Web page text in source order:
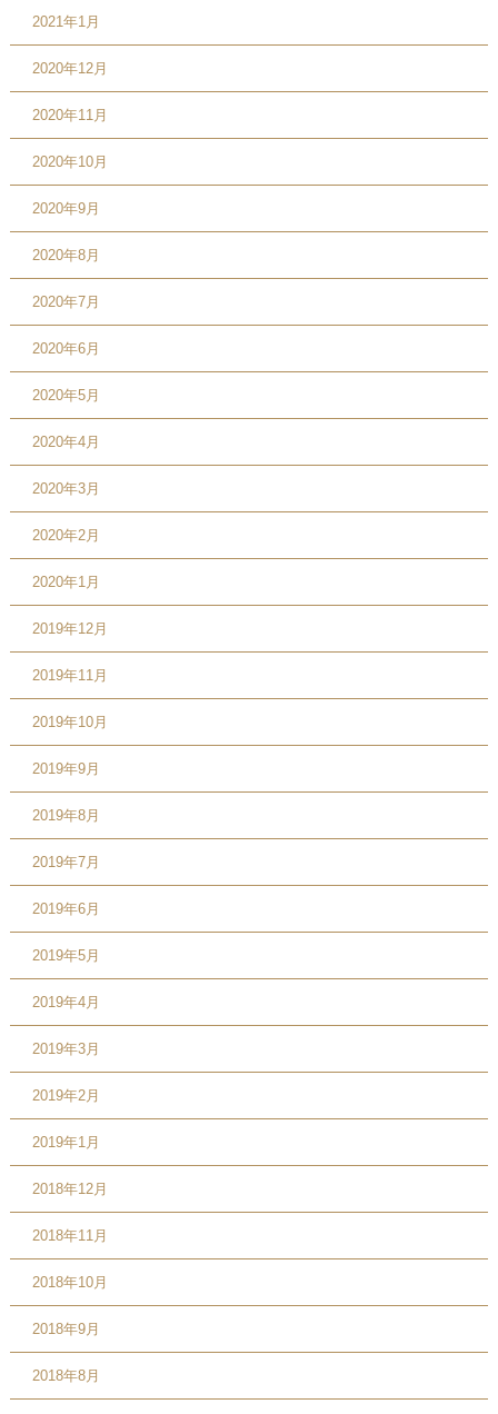
2021年1月
2020年12月
2020年11月
2020年10月
2020年9月
2020年8月
2020年7月
2020年6月
2020年5月
2020年4月
2020年3月
2020年2月
2020年1月
2019年12月
2019年11月
2019年10月
2019年9月
2019年8月
2019年7月
2019年6月
2019年5月
2019年4月
2019年3月
2019年2月
2019年1月
2018年12月
2018年11月
2018年10月
2018年9月
2018年8月